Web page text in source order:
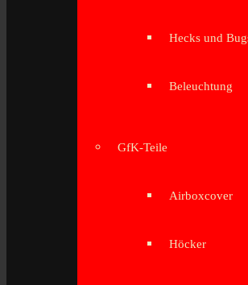
Hecks und
Beleuchtung
GfK-Teile
Airboxcover
Höcker